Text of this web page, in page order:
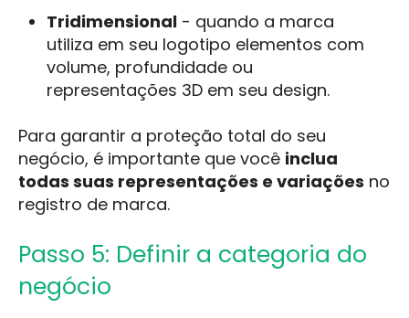
Tridimensional- quando a marca
utiliza em seu logotipo elementos com
volume, profundidade ou
representações 3D em seu design.
Para garantir a proteção total do seu
negócio, é importante que você inclua
todas suas representações e variações no
registro de marca.
Passo 5: Definir a categoria do
negócio